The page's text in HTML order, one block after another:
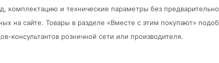
комплектацию и технические параметры без
на сайте. Товары в разделе «Вместе с этим покупают»
консультантов розничной сети или производителя.